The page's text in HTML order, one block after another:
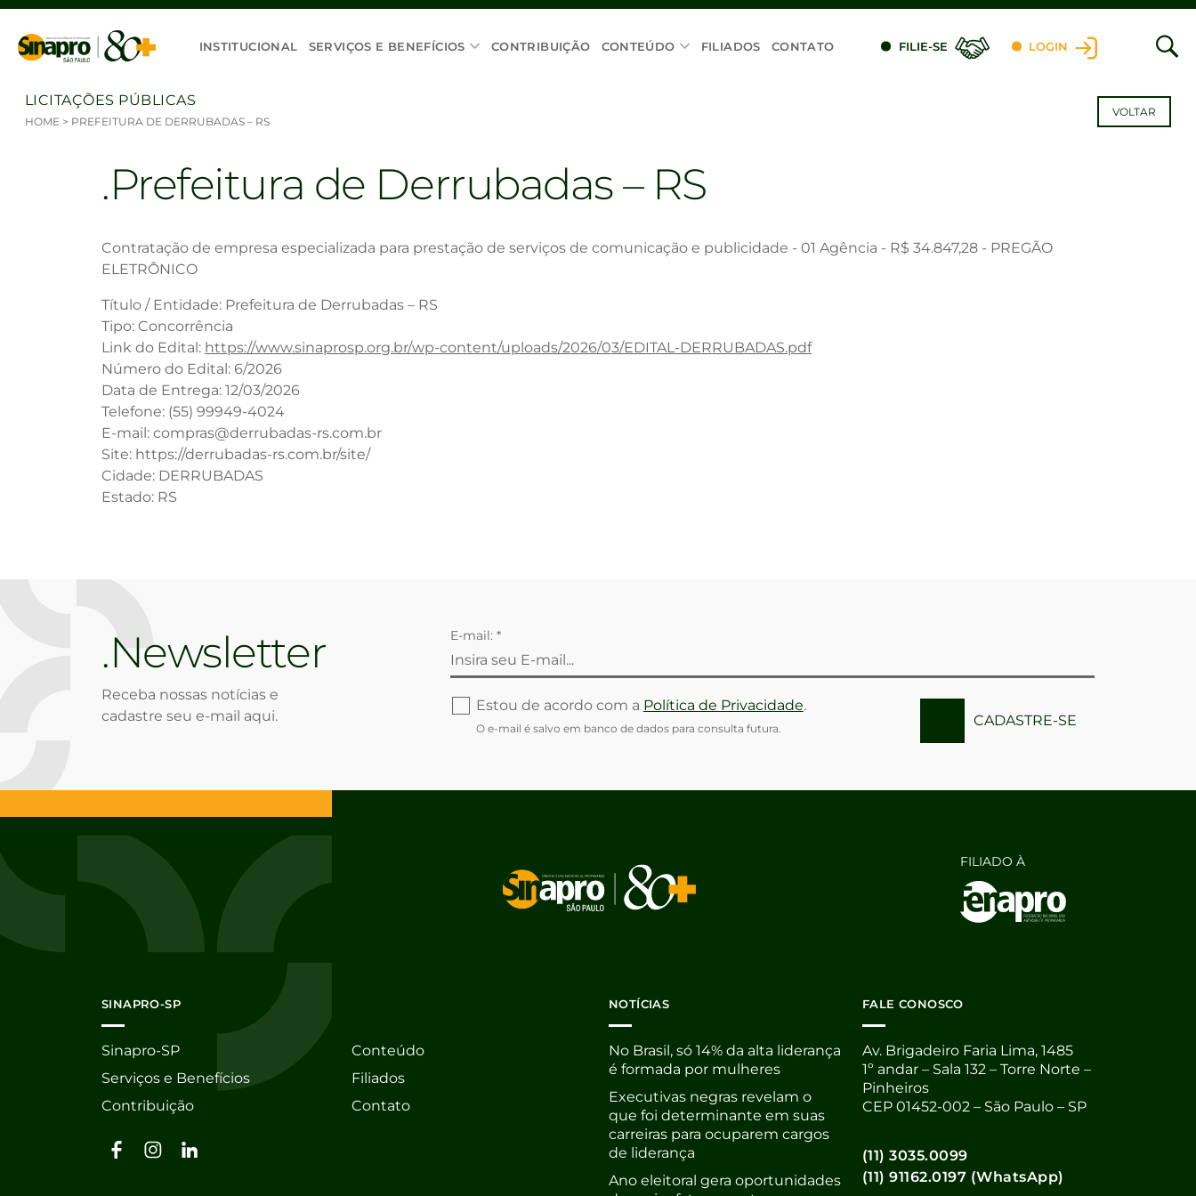
Ir para o conteúdo
INSTITUCIONAL SERVIÇOS E BENEFÍCIOS CONTRIBUIÇÃO CONTEÚDO FILIADOS CONTATO FILIE-SE LOGIN
LICITAÇÕES PÚBLICAS
HOME > PREFEITURA DE DERRUBADAS – RS
VOLTAR
Prefeitura de Derrubadas – RS
Contratação de empresa especializada para prestação de serviços de comunicação e publicidade - 01 Agência - R$ 34.847,28 - PREGÃO
ELETRÔNICO
Título / Entidade: Prefeitura de Derrubadas – RS
Tipo: Concorrência
Link do Edital: https://www.sinaprosp.org.br/wp-content/uploads/2026/03/EDITAL-DERRUBADAS.pdf
Número do Edital: 6/2026
Data de Entrega: 12/03/2026
Telefone: (55) 99949-4024
E-mail: compras@derrubadas-rs.com.br
Site: https://derrubadas-rs.com.br/site/
Cidade: DERRUBADAS
Estado: RS
Newsletter
Receba nossas notícias e
cadastre seu e-mail aqui.
E-mail: *
Estou de acordo com a Política de Privacidade.
O e-mail é salvo em banco de dados para consulta futura. CADASTRE-SE
FILIADO À
SINAPRO-SP
Sinapro-SP
Serviços e Benefícios
Contribuição
Conteúdo
Filiados
Contato
NOTÍCIAS
No Brasil, só 14% da alta liderança
é formada por mulheres
Executivas negras revelam o
que foi determinante em suas
carreiras para ocuparem cargos
de liderança
Ano eleitoral gera oportunidades
FALE CONOSCO
Av. Brigadeiro Faria Lima, 1485
1º andar – Sala 132 – Torre Norte –
Pinheiros
CEP 01452-002 – São Paulo – SP
(11) 3035.0099
(11) 91162.0197 (WhatsApp)